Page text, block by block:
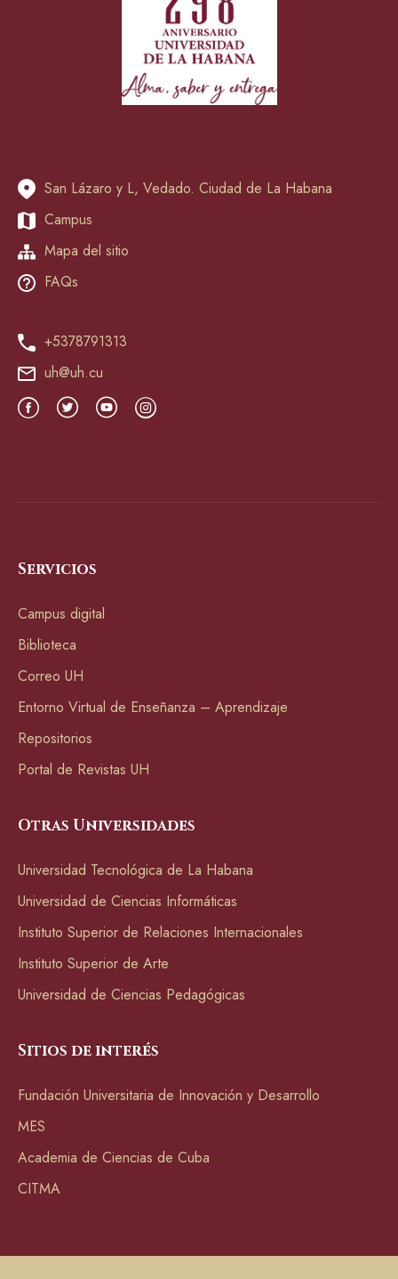
San Lázaro y L, Vedado. Ciudad de La Habana
Campus
Mapa del sitio
FAQs
+5378791313
uh@uh.cu
Servicios
Campus digital
Biblioteca
Correo UH
Entorno Virtual de Enseñanza – Aprendizaje
Repositorios
Portal de Revistas UH
Otras Universidades
Universidad Tecnológica de La Habana
Universidad de Ciencias Informáticas
Instituto Superior de Relaciones Internacionales
Instituto Superior de Arte
Universidad de Ciencias Pedagógicas
Sitios de interés
Fundación Universitaria de Innovación y Desarrollo
MES
Academia de Ciencias de Cuba
CITMA